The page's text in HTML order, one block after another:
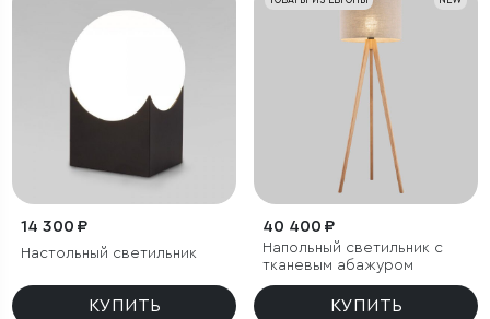
14 300 ₽
Настольный светильник
КУПИТЬ
40 400 ₽
Напольный светильник с
тканевым абажуром
КУПИТЬ